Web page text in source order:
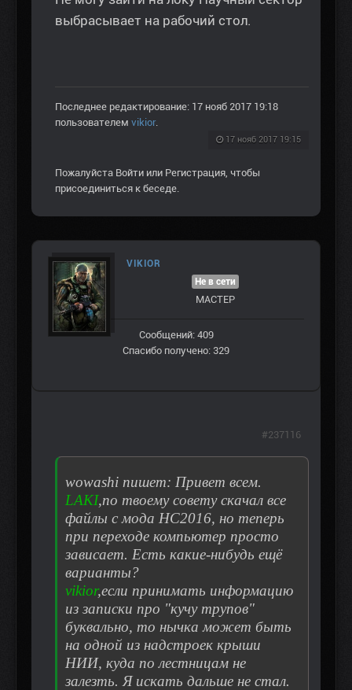
выбрасывает на рабочий стол.
Последнее редактирование: 17 нояб 2017 19:18
пользователем vikior.
17 нояб 2017 19:15
Пожалуйста Войти или Регистрация , чтобы
присоединиться к беседе.
VIKIOR
Не в сети
МАСТЕР
Сообщений: 409
Спасибо получено: 329
wowashi пишет: Привет всем.
LAKI,по твоему совету скачал все
файлы с мода НС2016, но теперь
при переходе компьютер просто
зависает. Есть какие-нибудь ещё
варианты?
vikior,если принимать информацию
из записки про "кучу трупов"
буквально, то нычка может быть
на одной из надстроек крыши
НИИ, куда по лестницам не
залезть. Я искать дальше не стал.
#237116